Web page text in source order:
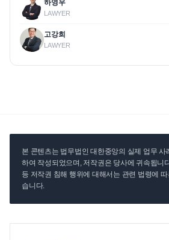
하영우
LAWYER
고강희
LAWYER
본 콘텐츠는 법무법인 대한중앙의 실제 업무 사
하여 작성되었으며, 저작권은 당사에 귀속됩니
등 저작권 침해 행위에 대해서는 관련 법령에
습니다.